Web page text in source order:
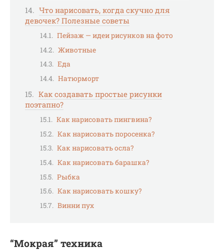
Что нарисовать, когда скучно для
девочек? Полезные советы
Пейзаж — идеи рисунков на фото
Животные
Еда
Натюрморт
Как создавать простые рисунки
поэтапно?
Как нарисовать пингвина?
Как нарисовать поросенка?
Как нарисовать осла?
Как нарисовать барашка?
Рыбка
Как нарисовать кошку?
Винни пух
“Мокрая” техника